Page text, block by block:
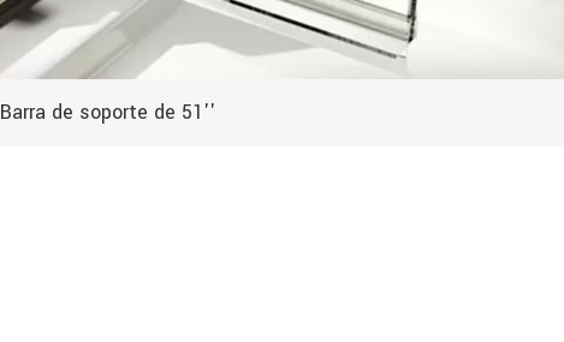
Barra de soporte de 51''